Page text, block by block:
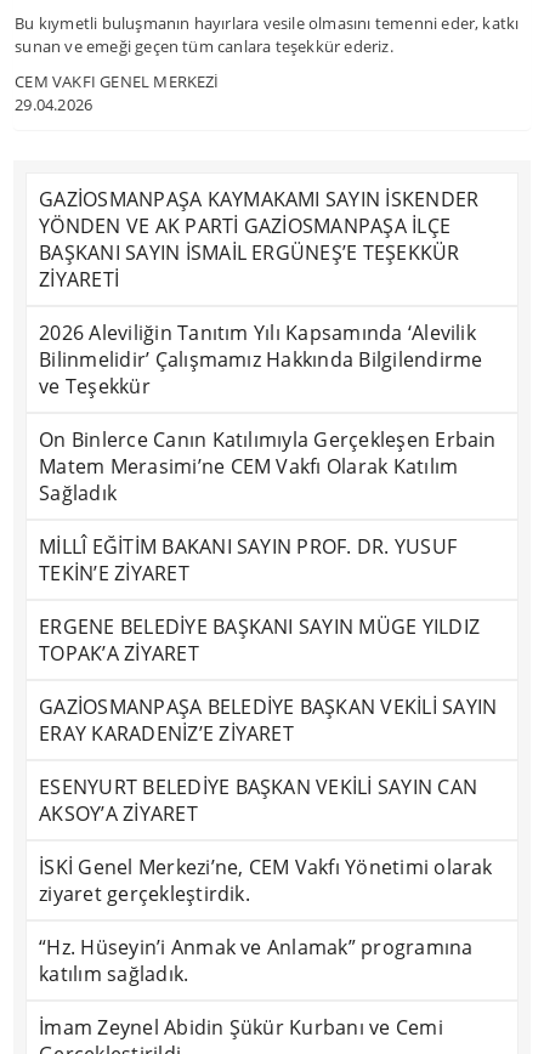
Bu kıymetli buluşmanın hayırlara vesile olmasını temenni eder, katkı
sunan ve emeği geçen tüm canlara teşekkür ederiz.
CEM VAKFI GENEL MERKEZİ
29.04.2026
GAZİOSMANPAŞA KAYMAKAMI SAYIN İSKENDER
YÖNDEN VE AK PARTİ GAZİOSMANPAŞA İLÇE
BAŞKANI SAYIN İSMAİL ERGÜNEŞ’E TEŞEKKÜR
ZİYARETİ
2026 Aleviliğin Tanıtım Yılı Kapsamında ‘Alevilik
Bilinmelidir’ Çalışmamız Hakkında Bilgilendirme
ve Teşekkür
On Binlerce Canın Katılımıyla Gerçekleşen Erbain
Matem Merasimi’ne CEM Vakfı Olarak Katılım
Sağladık
MİLLÎ EĞİTİM BAKANI SAYIN PROF. DR. YUSUF
TEKİN’E ZİYARET
ERGENE BELEDİYE BAŞKANI SAYIN MÜGE YILDIZ
TOPAK’A ZİYARET
GAZİOSMANPAŞA BELEDİYE BAŞKAN VEKİLİ SAYIN
ERAY KARADENİZ’E ZİYARET
ESENYURT BELEDİYE BAŞKAN VEKİLİ SAYIN CAN
AKSOY’A ZİYARET
İSKİ Genel Merkezi’ne, CEM Vakfı Yönetimi olarak
ziyaret gerçekleştirdik.
“Hz. Hüseyin’i Anmak ve Anlamak” programına
katılım sağladık.
İmam Zeynel Abidin Şükür Kurbanı ve Cemi